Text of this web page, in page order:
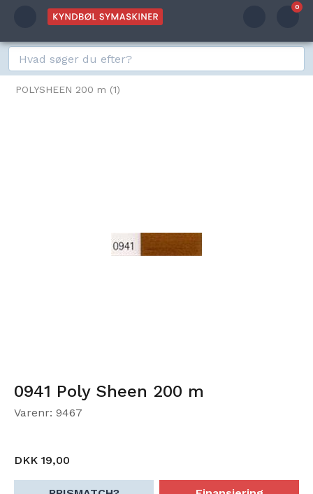
0
POLYSHEEN 200 m (1)
0941 Poly Sheen 200 m
Varenr: 9467
DKK 19,00